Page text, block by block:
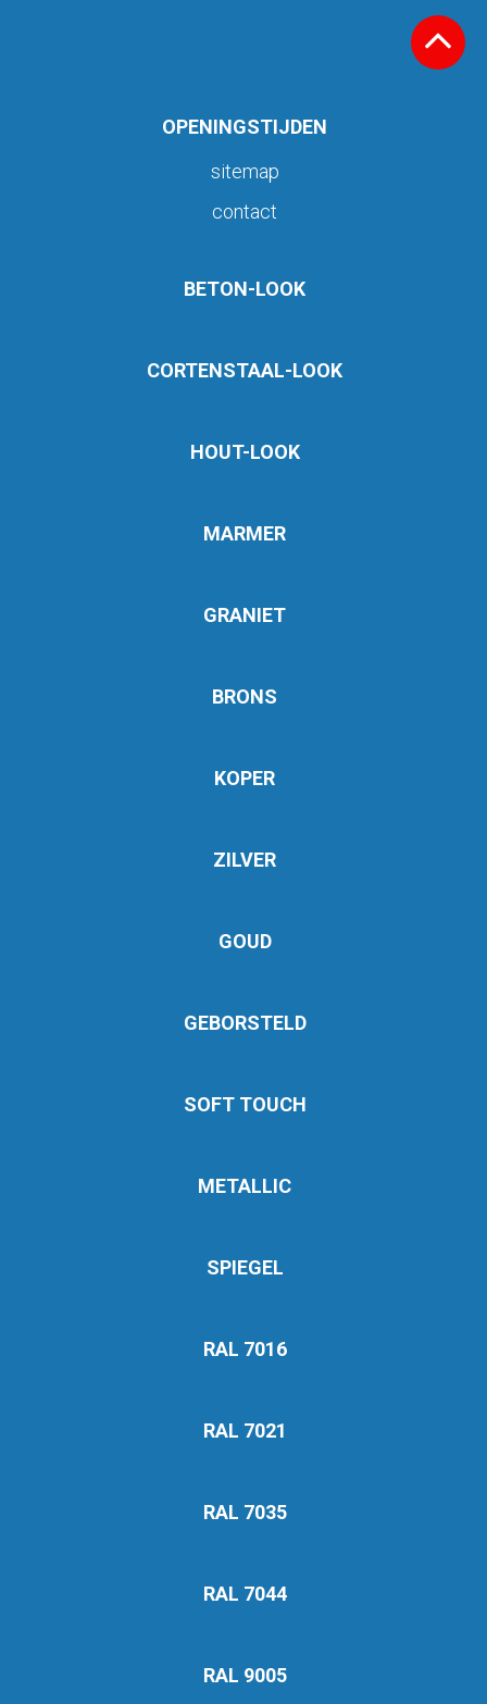
OPENINGSTIJDEN
sitemap
contact
BETON-LOOK
CORTENSTAAL-LOOK
HOUT-LOOK
MARMER
GRANIET
BRONS
KOPER
ZILVER
GOUD
GEBORSTELD
SOFT TOUCH
METALLIC
SPIEGEL
RAL 7016
RAL 7021
RAL 7035
RAL 7044
RAL 9005